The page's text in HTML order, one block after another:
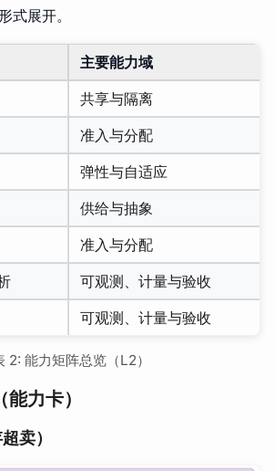
式展开。
主要能力域
共享与隔离
准入与分配
弹性与自适应
供给与抽象
准入与分配
可观测、计量与验收
可观测、计量与验收
2: 能力矩阵总览（L2）
力卡）
卖）